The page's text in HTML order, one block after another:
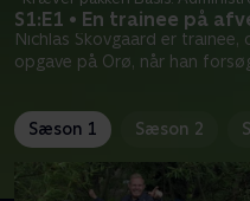
S1:E1 • En trainee på
Nichlas Skovgaard er
opgave på Orø, når han
Sæson 1 Sæson 2